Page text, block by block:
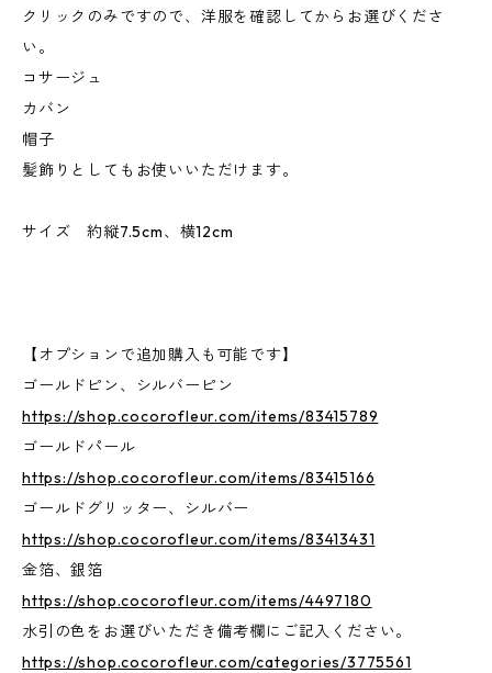
クリックのみですので、洋服を確認してからお選びくださ
い。
コサージュ
カバン
帽子
髪飾りとしてもお使いいただけます。
サイズ 約縦7.5cm、横12cm
【オプションで追加購入も可能です】
ゴールドピン、シルバーピン
https://shop.cocorofleur.com/items/83415789
ゴールドパール
https://shop.cocorofleur.com/items/83415166
ゴールドグリッター、シルバー
https://shop.cocorofleur.com/items/83413431
金箔、銀箔
https://shop.cocorofleur.com/items/4497180
水引の色をお選びいただき備考欄にご記入ください。
https://shop.cocorofleur.com/categories/3775561